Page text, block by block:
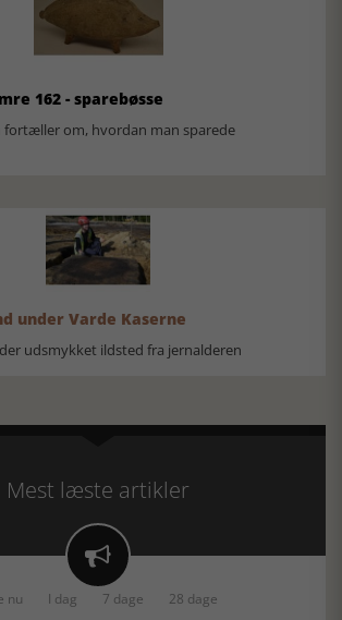
162 - sparebøsse
fortæller om, hvordan man sparede
under Varde Kaserne
udsmykket ildsted fra jernalderen
Mest læste artikler

nu I dag 7 dage 28 dage